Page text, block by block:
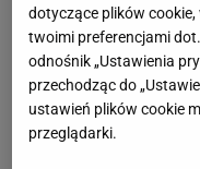
Kto
dotyczące plików
twoimi preferencjami
odnośnik „Ustawienia
przechodząc do
ustawień plików cookie
przeglądarki.